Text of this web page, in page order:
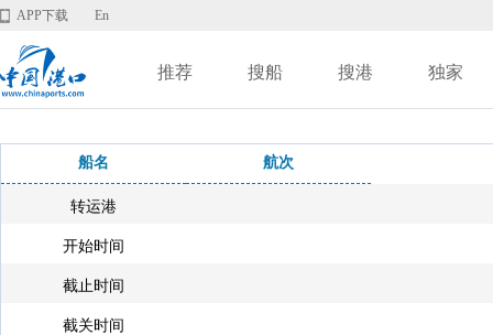
APP下载 En
推荐 搜船 搜港 独家
船名 航次
转运港
开始时间
截止时间
截关时间